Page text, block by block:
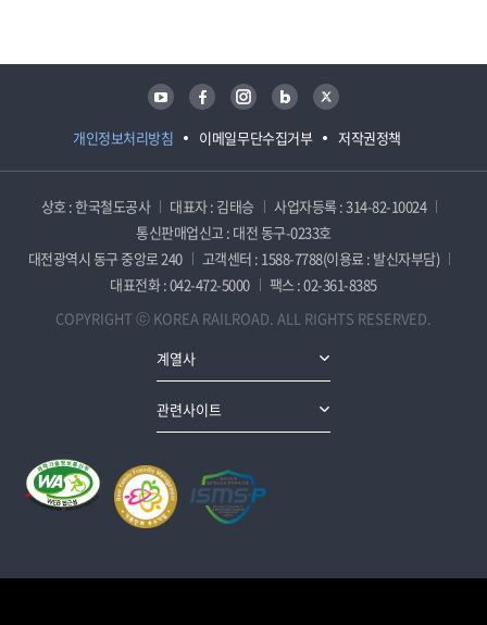
개인정보처리방침 이메일무단수집거부 저작권정책
유튜브 페이스북 인스타그램 블로그 트위터
상호 : 한국철도공사 대표자 : 김태승
사업자등록 : 314-82-10024
통신판매업신고 : 대전 동구-0233호
대전광역시 동구 중앙로 240
고객센터 : 1588-7788(이용료 : 발신자부담)
대표전화 : 042-472-5000
팩스 : 02-361-8385
COPYRIGHT ⓒ KOREA RAILROAD. ALL RIGHTS RESERVED.
계열사
관련사이트